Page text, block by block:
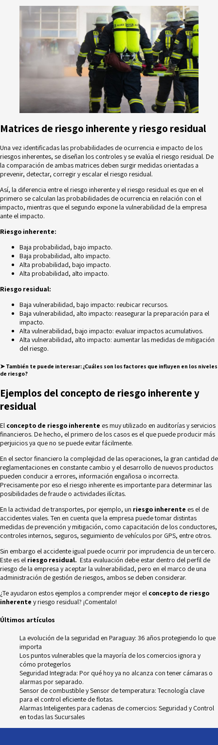
Matrices de riesgo inherente y riesgo residual
Una vez identificadas las probabilidades de ocurrencia e impacto de los
riesgos inherentes, se diseñan los controles y se evalúa el riesgo residual. De
la comparación de ambas matrices deben surgir medidas orientadas a
prevenir, detectar, corregir y escalar el riesgo residual.
Así, la diferencia entre el riesgo inherente y el riesgo residual es que en el
primero se calculan las probabilidades de ocurrencia en relación con el
impacto, mientras que el segundo expone la vulnerabilidad de la empresa
ante el impacto.
Riesgo inherente:
Baja probabilidad, bajo impacto.
Baja probabilidad, alto impacto.
Alta probabilidad, bajo impacto.
Alta probabilidad, alto impacto.
Riesgo residual:
Baja vulnerabilidad, bajo impacto: reubicar recursos.
Baja vulnerabilidad, alto impacto: reasegurar la preparación para el
impacto.
Alta vulnerabilidad, bajo impacto: evaluar impactos acumulativos.
Alta vulnerabilidad, alto impacto: aumentar las medidas de mitigación
del riesgo.
➤ También te puede interesar: ¿Cuáles son los factores que influyen en los niveles
de riesgo?
Ejemplos del concepto de riesgo inherente y
residual
El concepto de riesgo inherente es muy utilizado en auditorías y servicios
financieros. De hecho, el primero de los casos es el que puede producir más
perjuicios ya que no se puede evitar fácilmente.
En el sector financiero la complejidad de las operaciones, la gran cantidad de
reglamentaciones en constante cambio y el desarrollo de nuevos productos
pueden conducir a errores, información engañosa o incorrecta.
Precisamente por eso el riesgo inherente es importante para determinar las
posibilidades defraude o actividades ilícitas.
En la actividad de transportes, por ejemplo, un riesgo inherente es el de
accidentes viales. Ten en cuenta que la empresa puede tomar distintas
medidas de prevención y mitigación, como capacitación de los conductores,
controles internos, seguros, seguimiento de vehículos por GPS, entre otros.
Sin embargo el accidente igual puede ocurrir por imprudencia de un tercero.
Este es el riesgo residual. Esta evaluación debe estar dentro del perfil de
riesgo de la empresa y aceptar la vulnerabilidad, pero en el marco de una
administración de gestión de riesgos, ambos se deben considerar.
¿Te ayudaron estos ejemplos a comprender mejor el concepto de riesgo
inherente y riesgo residual? ¡Comentalo!
Últimos artículos
La evolución de la seguridad en Paraguay: 36 años protegiendo lo que
importa
Los puntos vulnerables que la mayoría de los comercios ignora y
cómo protegerlos
Seguridad Integrada: Por qué hoy ya no alcanza con tener cámaras o
alarmas por separado.
Sensor de combustible y Sensor de temperatura: Tecnología clave
para el control eficiente de flotas.
Alarmas Inteligentes para cadenas de comercios: Seguridad y Control
en todas las Sucursales